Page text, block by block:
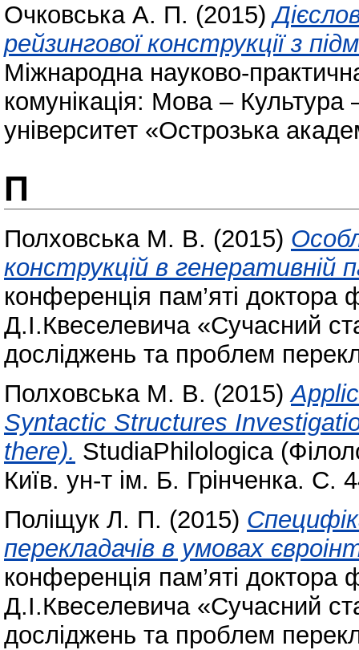
Очковська А. П. (2015)
рейзингової конструкції з
Міжнародна науково-
комунікація: Мова –
університет «Острозька
П
Полховська М. В. (2015)
конструкцій в генеративній
конференція пам’яті доктора
Д.І.Квеселевича «Сучасний
досліджень та проблем
Полховська М. В. (2015)
Syntactic Structures
there). StudiaPhilologica
Київ. ун-т ім. Б. Грінченка. С.
Поліщук Л. П. (2015)
перекладачів в умовах
конференція пам’яті доктора
Д.І.Квеселевича «Сучасний
досліджень та проблем